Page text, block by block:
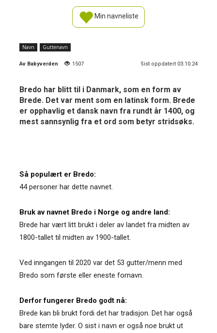
Min navneliste
Navn Guttenavn
Av Babyverden 1507 Sist oppdatert 03.10.24
Bredo har blitt til i Danmark, som en form av
Brede. Det var ment som en latinsk form. Brede
er opphavlig et dansk navn fra rundt år 1400, og
mest sannsynlig fra et ord som betyr stridsøks.
Så populært er Bredo:
44 personer har dette navnet.
Bruk av navnet Bredo i Norge og andre land:
Brede har vært litt brukt i deler av landet fra midten av
1800-tallet til midten av 1900-tallet.
Ved inngangen til 2020 var det 53 gutter/menn med
Bredo som første eller eneste fornavn.
Derfor fungerer Bredo godt nå:
Brede kan bli brukt fordi det har tradisjon. Det har også
bare stemte lyder. O sist i navn er også noe brukt ut